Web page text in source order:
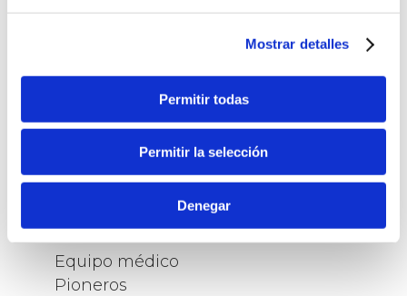
Mostrar detalles
Permitir todas
Permitir la selección
Denegar
Cirugía cataratas
Otros tratamientos
Equipo médico
Pioneros